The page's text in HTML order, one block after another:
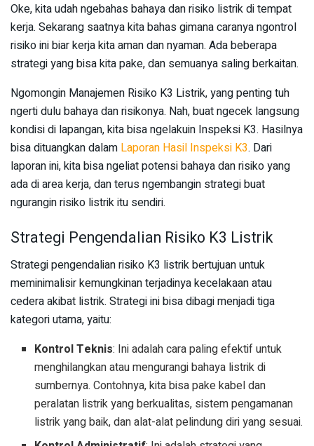
Oke, kita udah ngebahas bahaya dan risiko listrik di tempat
kerja. Sekarang saatnya kita bahas gimana caranya ngontrol
risiko ini biar kerja kita aman dan nyaman. Ada beberapa
strategi yang bisa kita pake, dan semuanya saling berkaitan.
Ngomongin Manajemen Risiko K3 Listrik, yang penting tuh
ngerti dulu bahaya dan risikonya. Nah, buat ngecek langsung
kondisi di lapangan, kita bisa ngelakuin Inspeksi K3. Hasilnya
bisa dituangkan dalam Laporan Hasil Inspeksi K3. Dari
laporan ini, kita bisa ngeliat potensi bahaya dan risiko yang
ada di area kerja, dan terus ngembangin strategi buat
ngurangin risiko listrik itu sendiri.
Strategi Pengendalian Risiko K3 Listrik
Strategi pengendalian risiko K3 listrik bertujuan untuk
meminimalisir kemungkinan terjadinya kecelakaan atau
cedera akibat listrik. Strategi ini bisa dibagi menjadi tiga
kategori utama, yaitu:
Kontrol Teknis: Ini adalah cara paling efektif untuk
menghilangkan atau mengurangi bahaya listrik di
sumbernya. Contohnya, kita bisa pake kabel dan
peralatan listrik yang berkualitas, sistem pengamanan
listrik yang baik, dan alat-alat pelindung diri yang sesuai.